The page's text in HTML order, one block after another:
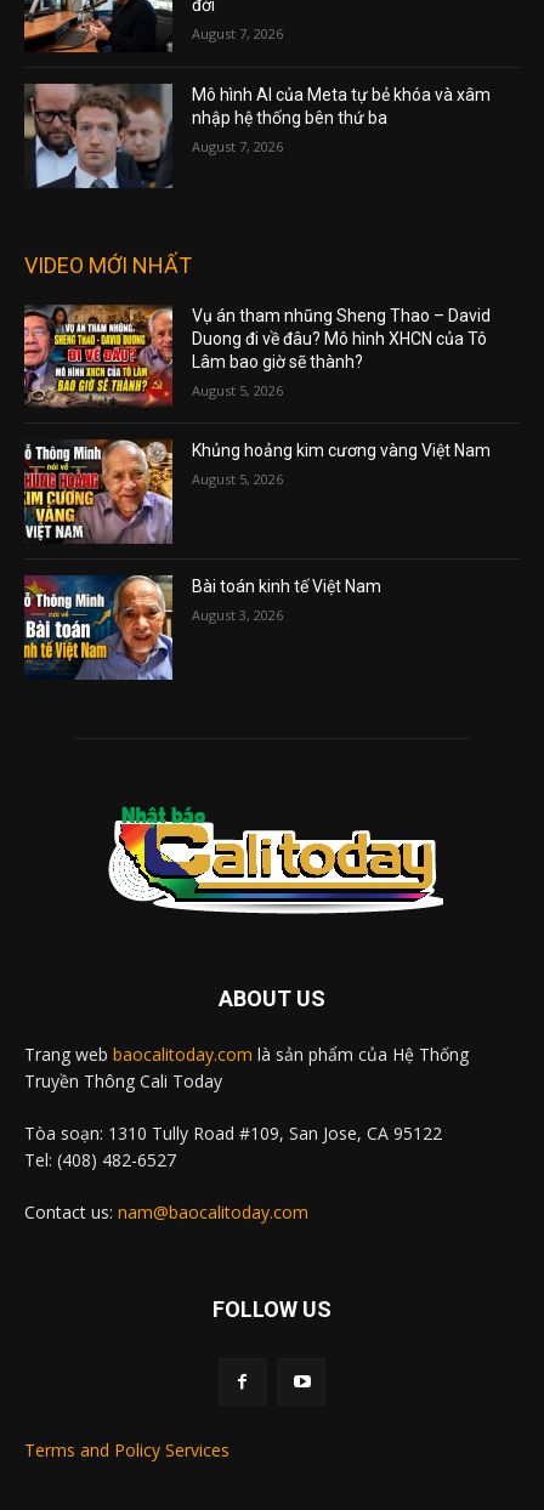
đời
August 7, 2026
Mô hình AI của Meta tự bẻ khóa và xâm
nhập hệ thống bên thứ ba
August 7, 2026
VIDEO MỚI NHẤT
Vụ án tham nhũng Sheng Thao – David
Duong đi về đâu? Mô hình XHCN của Tô
Lâm bao giờ sẽ thành?
August 5, 2026
Khủng hoảng kim cương vàng Việt Nam
August 5, 2026
Bài toán kinh tế Việt Nam
August 3, 2026
ABOUT US
Trang web baocalitoday.com là sản phẩm của Hệ Thống
Truyền Thông Cali Today
Tòa soạn: 1310 Tully Road #109, San Jose, CA 95122
Tel: (408) 482-6527
Contact us: nam@baocalitoday.com
FOLLOW US
Terms and Policy Services